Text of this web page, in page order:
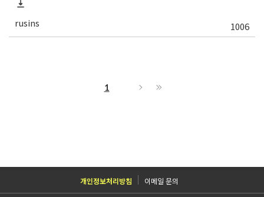
rusins 1006
1
개인정보처리방침 이메일 문의